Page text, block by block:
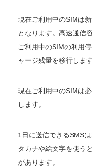
現在ご利用中のSIMは
となります。高速通信
ご利用中のSIMの利用
ャージ残量を移行します
現在ご利用中のSIMは
します。
1日に送信できるSMS
タカナや絵文字を使う
があります。